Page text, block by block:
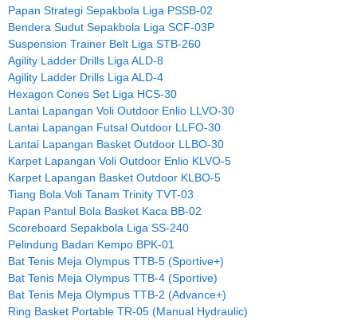
Papan Strategi Sepakbola Liga PSSB-02
Bendera Sudut Sepakbola Liga SCF-03P
Suspension Trainer Belt Liga STB-260
Agility Ladder Drills Liga ALD-8
Agility Ladder Drills Liga ALD-4
Hexagon Cones Set Liga HCS-30
Lantai Lapangan Voli Outdoor Enlio LLVO-30
Lantai Lapangan Futsal Outdoor LLFO-30
Lantai Lapangan Basket Outdoor LLBO-30
Karpet Lapangan Voli Outdoor Enlio KLVO-5
Karpet Lapangan Basket Outdoor KLBO-5
Tiang Bola Voli Tanam Trinity TVT-03
Papan Pantul Bola Basket Kaca BB-02
Scoreboard Sepakbola Liga SS-240
Pelindung Badan Kempo BPK-01
Bat Tenis Meja Olympus TTB-5 (Sportive+)
Bat Tenis Meja Olympus TTB-4 (Sportive)
Bat Tenis Meja Olympus TTB-2 (Advance+)
Ring Basket Portable TR-05 (Manual Hydraulic)